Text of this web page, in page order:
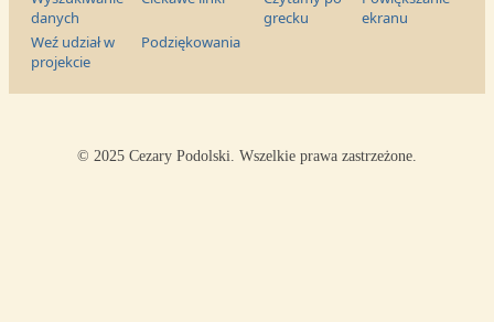
danych
grecku
ekranu
Weź udział w
projekcie
Podziękowania
© 2025 Cezary Podolski. Wszelkie prawa zastrzeżone.